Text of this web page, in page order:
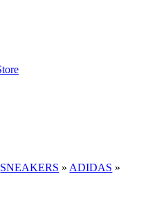
SNEAKERS » ADIDAS »